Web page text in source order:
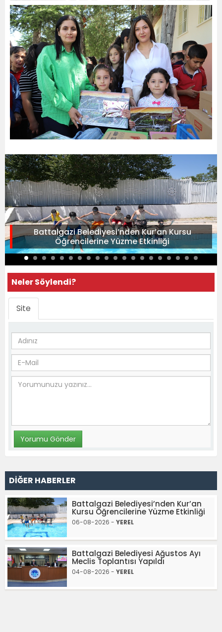
Battalgazi Belediyesi’nden Kur’an Kursu
Öğrencilerine Yüzme Etkinliği
Neler Söylendi?
Site
DİĞER HABERLER
Battalgazi Belediyesi’nden Kur’an
Kursu Öğrencilerine Yüzme Etkinliği
06-08-2026 - YEREL
Battalgazi Belediyesi Ağustos Ayı
Meclis Toplantısı Yapıldı
04-08-2026 - YEREL